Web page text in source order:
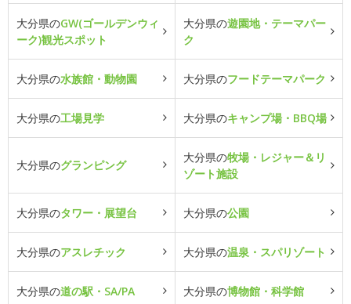
大分県のGW(ゴールデンウィ
ーク)観光スポット
大分県の遊園地・テーマパー
ク
大分県の水族館・動物園 大分県のフードテーマパーク
大分県の工場見学 大分県のキャンプ場・BBQ場
大分県のグランピング
大分県の牧場・レジャー＆リ
ゾート施設
大分県のタワー・展望台 大分県の公園
大分県のアスレチック 大分県の温泉・スパリゾート
大分県の道の駅・SA/PA 大分県の博物館・科学館